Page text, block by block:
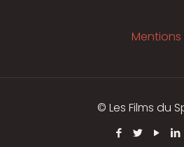
© Les Films du